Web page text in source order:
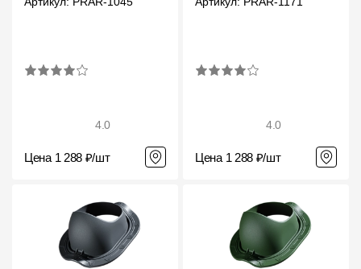
Инструкции по монтажу
Рекламные материалы
Сертификаты
4.0
Цена 1 288 ₽/шт
4.0
Цена 1 288 ₽/шт